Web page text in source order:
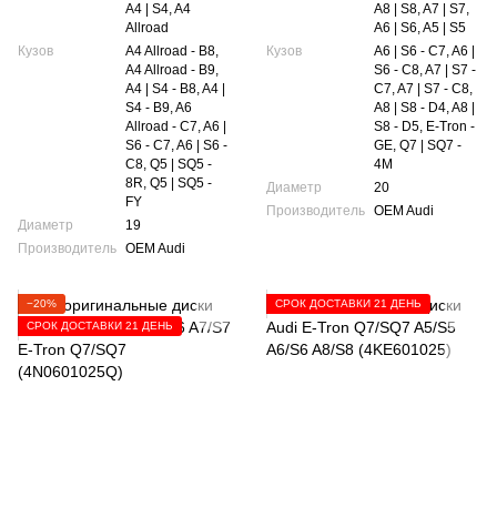
A4 | S4, A4
Allroad
Кузов
A4 Allroad - B8,
A4 Allroad - B9,
A4 | S4 - B8, A4 |
S4 - B9, A6
Allroad - C7, A6 |
S6 - C7, A6 | S6 -
C8, Q5 | SQ5 -
8R, Q5 | SQ5 -
FY
Диаметр
19
Производитель OEM Audi
A8 | S8, A7 | S7,
A6 | S6, A5 | S5
Кузов
A6 | S6 - C7, A6 |
S6 - C8, A7 | S7 -
C7, A7 | S7 - C8,
A8 | S8 - D4, A8 |
S8 - D5, E-Tron -
GE, Q7 | SQ7 -
4M
Диаметр
20
Производитель OEM Audi
−20%
СРОК ДОСТАВКИ 21 ДЕНЬ
СРОК ДОСТАВКИ 21 ДЕНЬ